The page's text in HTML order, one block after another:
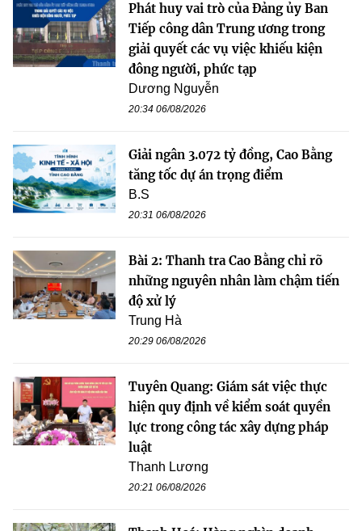
Phát huy vai trò của Đảng ủy Ban
Tiếp công dân Trung ương trong
giải quyết các vụ việc khiếu kiện
đông người, phức tạp
Dương Nguyễn
20:34 06/08/2026
Giải ngân 3.072 tỷ đồng, Cao Bằng
tăng tốc dự án trọng điểm
B.S
20:31 06/08/2026
Bài 2: Thanh tra Cao Bằng chỉ rõ
những nguyên nhân làm chậm tiến
độ xử lý
Trung Hà
20:29 06/08/2026
Tuyên Quang: Giám sát việc thực
hiện quy định về kiểm soát quyền
lực trong công tác xây dựng pháp
luật
Thanh Lương
20:21 06/08/2026